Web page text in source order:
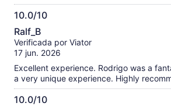
10.0/10
10.0
de
10
Ralf_B
Verificada por Viator
17 jun. 2026
Excellent experience. Rodrigo was a
a very unique experience. Highly
10.0/10